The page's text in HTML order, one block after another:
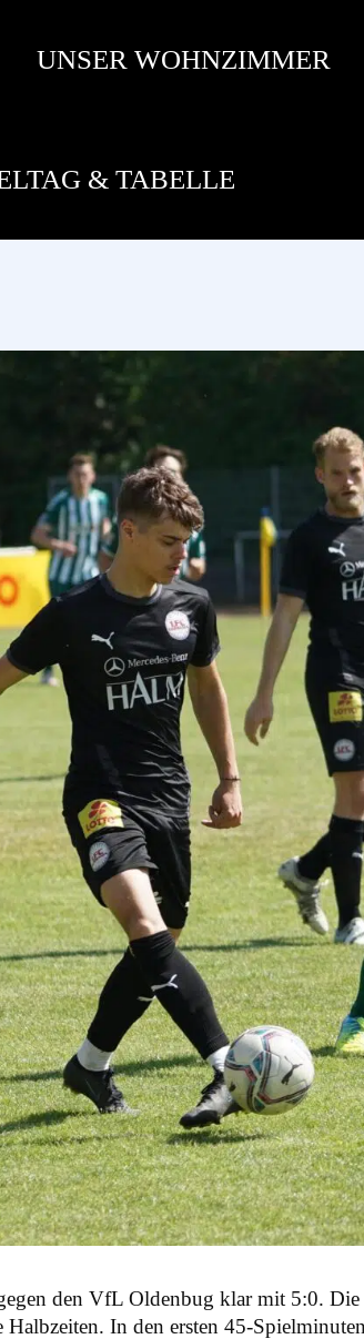
UNSER WOHNZIMMER
& TABELLE
den VfL Oldenbug klar mit 5:0.
In den ersten 45-